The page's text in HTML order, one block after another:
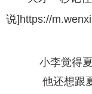
说]https://
小李觉得夏
他还想跟夏